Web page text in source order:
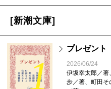
[新潮文庫]
1
プレゼント
2026/06/24
伊坂幸太郎／著
歩／著、町田そ